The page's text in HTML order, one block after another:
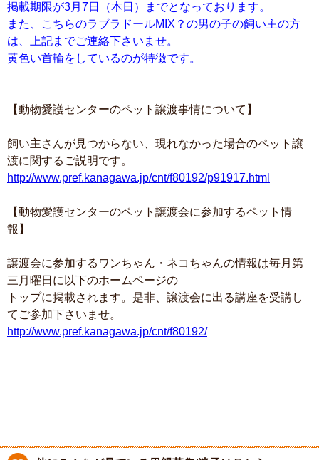
掲載期限が3月7日（本日）までとなっております。
また、こちらのラブラドールMIX？の男の子の飼い主の方
は、上記までご連絡下さいませ。
黄色い首輪をしているのが特徴です。
【動物愛護センターのペット譲渡事情について】
飼い主さんが見つからない、現れなかった場合のペット譲
渡に関するご説明です。
http://www.pref.kanagawa.jp/cnt/f80192/p91917.html
【動物愛護センターのペット譲渡会に参加するペット情
報】
譲渡会に参加するワンちゃん・ネコちゃんの情報は毎月第
三月曜日に以下のホームページの
トップに掲載されます。是非、譲渡会に出る講座を受講し
てご参加下さいませ。
http://www.pref.kanagawa.jp/cnt/f80192/